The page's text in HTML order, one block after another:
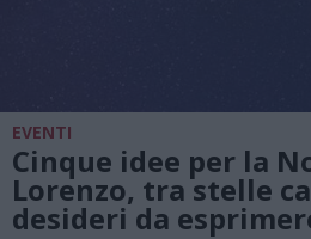
EVENTI
Cinque idee per la
Lorenzo, tra stelle
desideri da